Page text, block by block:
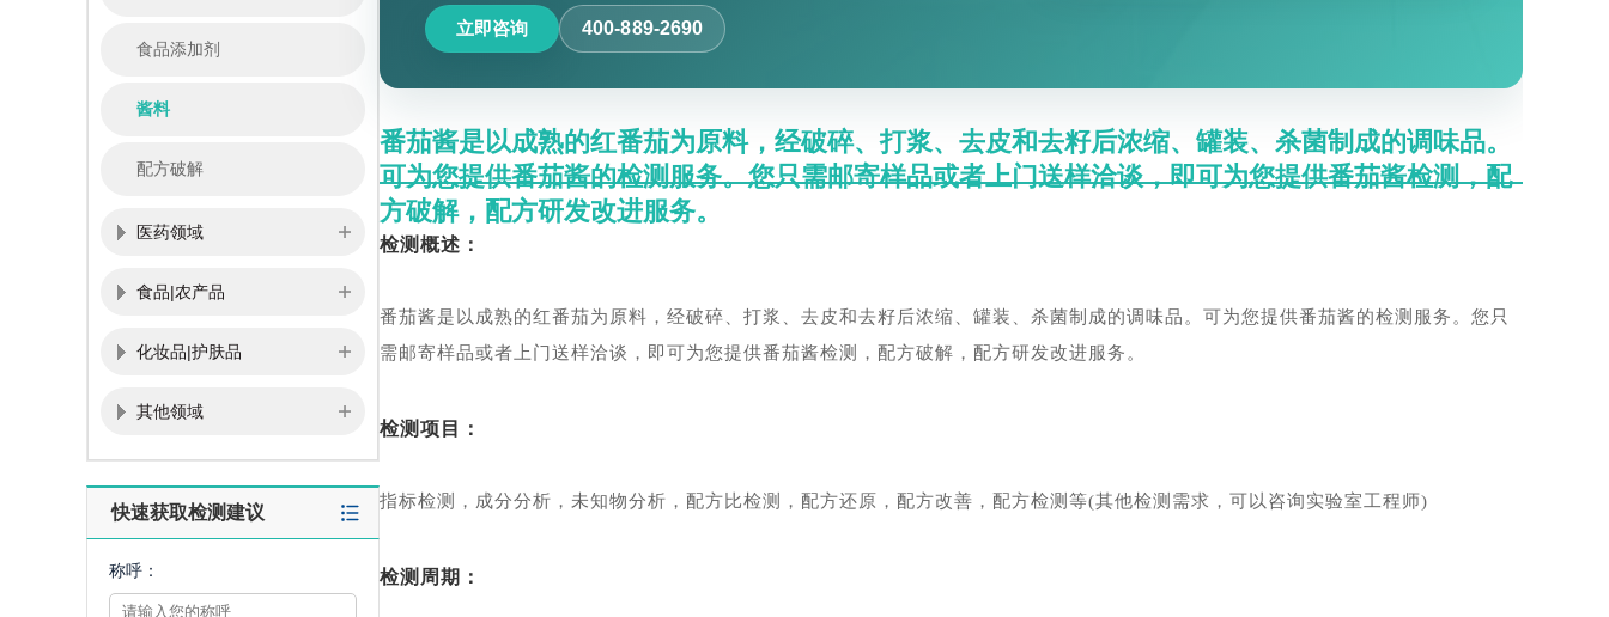
食品添加剂
酱料
配方破解
医药领域
食品|农产品
化妆品|护肤品
其他领域
快速获取检测建议
称呼：
立即咨询 400-889-2690
番茄酱是以成熟的红番茄为原料，经破碎、打浆、去皮和去籽后浓缩、罐装、杀菌制成的调味品。
可为您提供番茄酱的检测服务。您只需邮寄样品或者上门送样洽谈，即可为您提供番茄酱检测，配
方破解，配方研发改进服务。
检测概述：
番茄酱是以成熟的红番茄为原料，经破碎、打浆、去皮和去籽后浓缩、罐装、杀菌制成的调味品。可为您提供番茄酱的检测服务。您只
需邮寄样品或者上门送样洽谈，即可为您提供番茄酱检测，配方破解，配方研发改进服务。
检测项目：
指标检测，成分分析，未知物分析，配方比检测，配方还原，配方改善，配方检测等(其他检测需求，可以咨询实验室工程师)
检测周期：